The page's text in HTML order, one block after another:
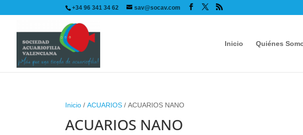
+34 96 341 34 62 sav@socav.com
Inicio Quiénes
Inicio /ACUARIOS / ACUARIOS NANO
ACUARIOS NANO